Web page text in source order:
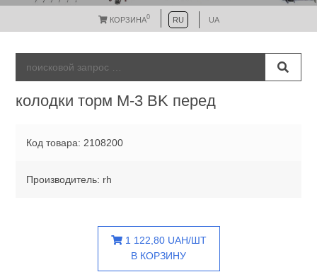
КОРЗИНА0 RU UA
колодки торм М-3 BK перед
Код товара: 2108200
Производитель: rh
1 122,80 UAH/ШТ
В КОРЗИНУ